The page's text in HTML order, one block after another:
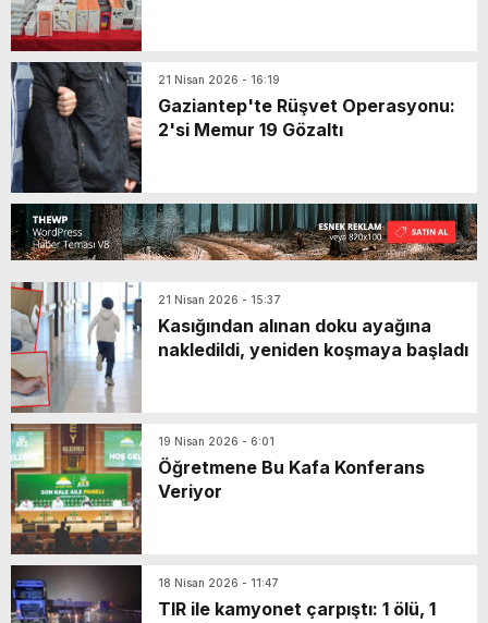
21 Nisan 2026 - 16:19
Gaziantep'te Rüşvet Operasyonu:
2'si Memur 19 Gözaltı
21 Nisan 2026 - 15:37
Kasığından alınan doku ayağına
nakledildi, yeniden koşmaya başladı
19 Nisan 2026 - 6:01
Öğretmene Bu Kafa Konferans
Veriyor
18 Nisan 2026 - 11:47
TIR ile kamyonet çarpıştı: 1 ölü, 1